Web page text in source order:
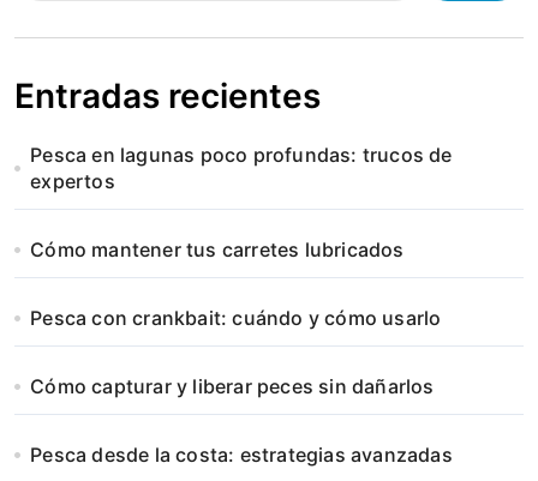
Entradas recientes
Pesca en lagunas poco profundas: trucos de
expertos
Cómo mantener tus carretes lubricados
Pesca con crankbait: cuándo y cómo usarlo
Cómo capturar y liberar peces sin dañarlos
Pesca desde la costa: estrategias avanzadas